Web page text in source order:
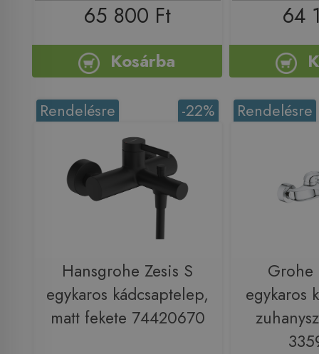
65 800 Ft
Kosárba
64
-22%
Rendelésre
Hansgrohe Zesis S
egykaros kádcsaptelep,
matt fekete 74420670
Rendelésre
Grohe
egykaros